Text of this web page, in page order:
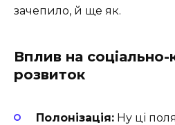
зачепило, й ще як.
Вплив на соціально-
розвиток
Полонізація: Ну ці